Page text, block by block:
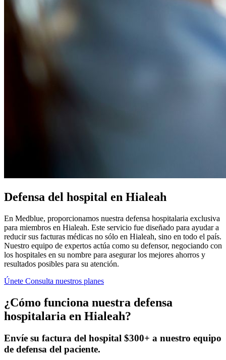
Defensa del hospital en Hialeah
En Medblue, proporcionamos nuestra defensa hospitalaria exclusiva
para miembros en Hialeah. Este servicio fue diseñado para ayudar a
reducir sus facturas médicas no sólo en Hialeah, sino en todo el país.
Nuestro equipo de expertos actúa como su defensor, negociando con
los hospitales en su nombre para asegurar los mejores ahorros y
resultados posibles para su atención.
Únete Consulta nuestros planes
¿Cómo funciona nuestra defensa
hospitalaria en Hialeah?
Envíe su factura del hospital $300+ a nuestro equipo
de defensa del paciente.